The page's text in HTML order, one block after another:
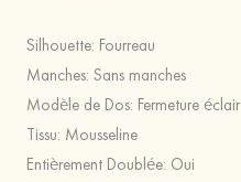
Silhouette: Fourreau
Manches: Sans manches
Modèle de Dos: Fermeture éclair
Tissu: Mousseline
Entièrement Doublée: Oui